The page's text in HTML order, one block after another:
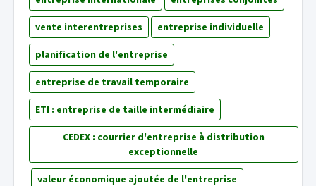
vente interentreprises entreprise individuelle
planification de l'entreprise
entreprise de travail temporaire
ETI : entreprise de taille intermédiaire
CEDEX : courrier d'entreprise à distribution
exceptionnelle
valeur économique ajoutée de l'entreprise